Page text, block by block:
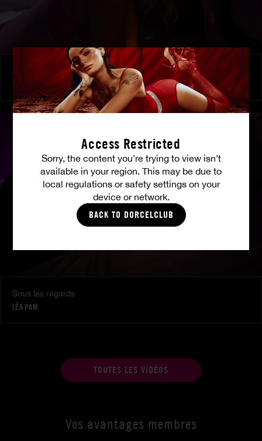
Access Restricted
Sorry, the content you’re trying to view isn’t
available in your region. This may be due to
local regulations or safety settings on your
device or network.
BACK TO DORCELCLUB
À ses ordres
SHALINA DEVINE
Sous les regards
LÉA PAM
TOUTES LES VIDÉOS
Vos avantages membres